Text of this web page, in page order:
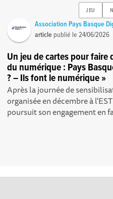
JEU
Association Pays Basque
article publié le24/06/2026
Un jeu de cartes pour faire
du numérique : Pays
? – Ils font le numérique »
Après la journée de
organisée en décembre à
poursuit son engagement en